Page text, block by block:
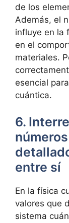
de los
Además, el
influye en la
en el
materiales.
esencial
cuántica.
6.
entre sí
En la física
valores que
sistema